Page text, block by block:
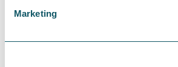
Marketing
Tilmelding